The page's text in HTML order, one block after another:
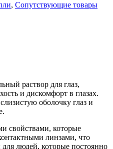
, Сопутствующие товары
раствор для глаз,
и дискомфорт в глазах.
оболочку глаз и
свойствами, которые
линзами, что
людей, которые постоянно